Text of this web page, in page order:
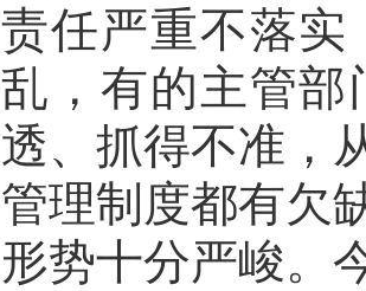
责任严重不落
乱，有的主管
透、抓得不准，
管理制度都有欠
形势十分严峻。